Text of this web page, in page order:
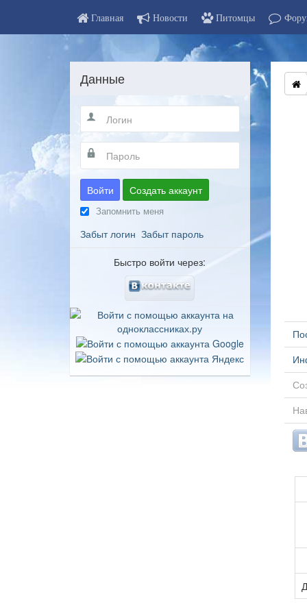
Главная Новости Питомцы
Данные
Войти Создать аккаунт
Запомнить меня
Забыт логин Забыт пароль
Быстро войти через: